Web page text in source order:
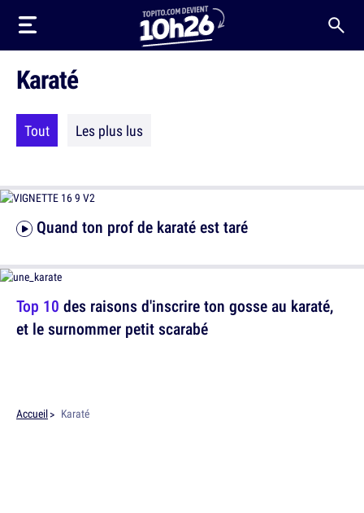
Karaté
Tout Les plus lus
Quand ton prof de karaté est taré
Top 10 des raisons d'inscrire ton gosse au karaté,
et le surnommer petit scarabé
Accueil Karaté